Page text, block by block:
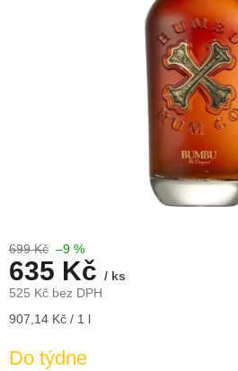
699 Kč –9 %
635 Kč / ks
525 Kč bez DPH
Měrná
907,14 Kč / 1 l
Do týdne